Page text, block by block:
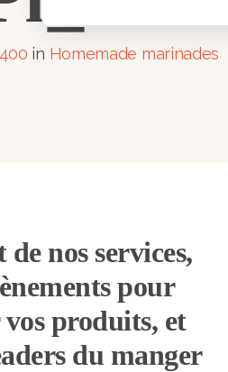
in Homemade marinades
nos services,
pour
produits, et
du manger